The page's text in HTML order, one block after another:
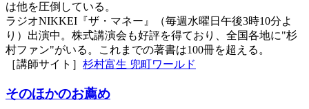
は他を圧倒している。
ラジオNIKKEI『ザ・マネー』（毎週水曜日午後3時10分よ
り）出演中。株式講演会も好評を得ており、全国各地に"杉
村ファン"がいる。これまでの著書は100冊を超える。
［講師サイト］ 杉村富生 兜町ワールド
そのほかのお薦め